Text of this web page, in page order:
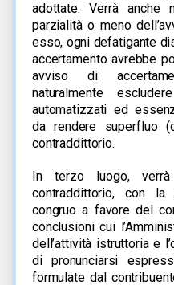
adottate. Verrà anche
parzialità o meno
esso, ogni defatigante
accertamento avrebbe
avviso di
naturalmente
automatizzati ed
da rendere superfluo
contraddittorio.
In terzo luogo, verrà
contraddittorio, con
congruo a favore del
conclusioni cui
dell’attività istruttoria e
di pronunciarsi
formulate dal